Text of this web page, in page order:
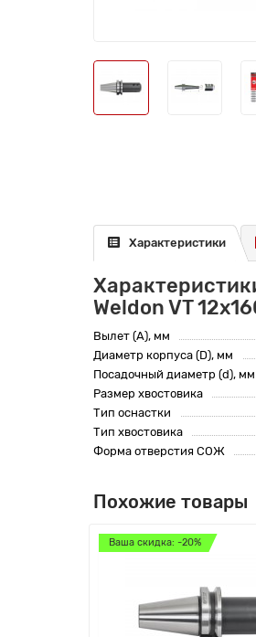
Характеристики
Weldon VT
Вылет (A), мм
Диаметр корпуса (D), мм
Посадочный диаметр (d), мм
Размер хвостовика
Тип оснастки
Тип хвостовика
Форма отверстия СОЖ
Похожие товары
Ваша скидка: -20%